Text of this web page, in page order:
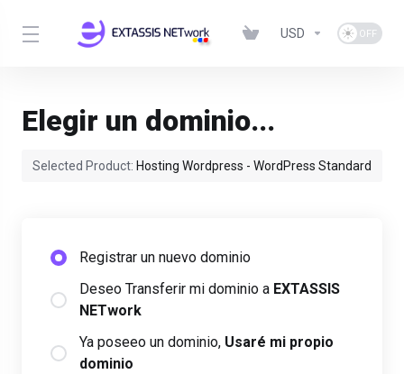
USD
Elegir un dominio...
Selected Product: Hosting Wordpress - WordPress Standard
Registrar un nuevo dominio
Deseo Transferir mi dominio a EXTASSIS
NETwork
Ya poseeo un dominio, Usaré mi propio
dominio